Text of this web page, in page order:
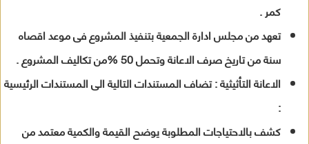
كمر .
تعهد من مجلس ادارة الجمعية بتنفيذ المشروع فى موعد اقصاه
سنة من تاريخ صرف الاعانة وتحمل 50 %من تكاليف المشروع .
الاعانة التأثيثية : تضاف المستندات التالية الى المستندات الرئيسية
:
كشف بالاحتياجات المطلوبة يوضح القيمة والكمية معتمد من